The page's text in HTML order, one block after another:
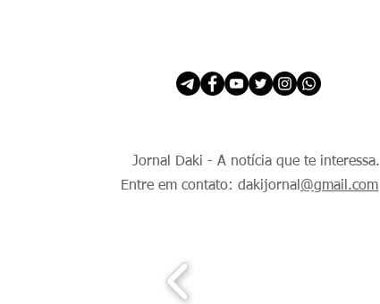
Jornal Daki - A notícia que te interessa.
Entre em contato: dakijornal @gmail.com